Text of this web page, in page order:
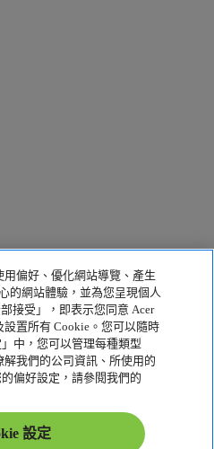
偏好、優化網站導覽、產生
的網站體驗，並為您呈現個人
接受」，即表示您同意 Acer
置所有 Cookie。您可以隨時
中，您可以管理每種類型
我們的公司資訊、所使用的
偏好設定，請參閱我們的
設定